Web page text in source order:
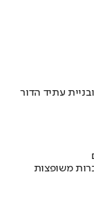
עתיד הדור
משופצות